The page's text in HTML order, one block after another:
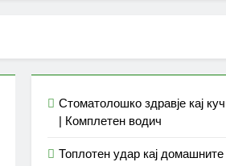
Стоматолошко здравје кај
| Комплетен водич
Топлотен удар кај